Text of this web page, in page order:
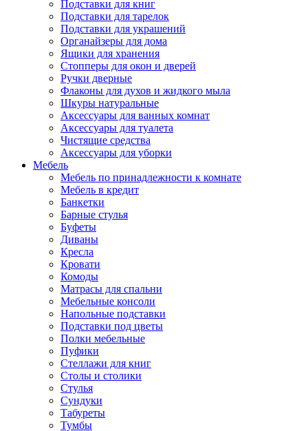
Подставки для книг
Подставки для тарелок
Подставки для украшений
Органайзеры для дома
Ящики для хранения
Стопперы для окон и дверей
Ручки дверные
Флаконы для духов и жидкого мыла
Шкуры натуральные
Аксессуары для ванных комнат
Аксессуары для туалета
Чистящие средства
Аксессуары для уборки
Мебель
Мебель по принадлежности к комнате
Мебель в кредит
Банкетки
Барные стулья
Буфеты
Диваны
Кресла
Кровати
Комоды
Матрасы для спальни
Мебельные консоли
Напольные подставки
Подставки под цветы
Полки мебельные
Пуфики
Стеллажи для книг
Столы и столики
Стулья
Сундуки
Табуреты
Тумбы